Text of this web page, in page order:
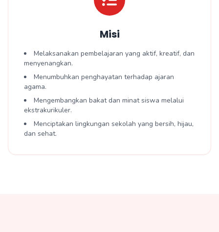
Misi
Melaksanakan pembelajaran yang aktif, kreatif, dan
menyenangkan.
Menumbuhkan penghayatan terhadap ajaran
agama.
Mengembangkan bakat dan minat siswa melalui
ekstrakurikuler.
Menciptakan lingkungan sekolah yang bersih, hijau,
dan sehat.